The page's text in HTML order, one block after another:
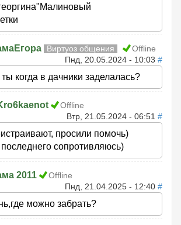
Виртуоз общения
Offline
Пнд, 20.05.2024 - 10:03 #
когда в дачники заделалась?
Offline
Втр, 21.05.2024 - 06:51 #
просили помочь)
сопротивляюсь)
2011
Offline
Пнд, 21.04.2025 - 12:40 #
можно забрать?